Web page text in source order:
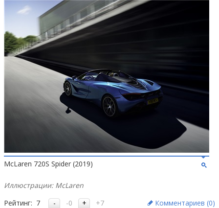
McLaren 720S Spider (2019)
Иллюстрации: McLaren
Рейтинг: 7 -0 +7 Комментариев (0)